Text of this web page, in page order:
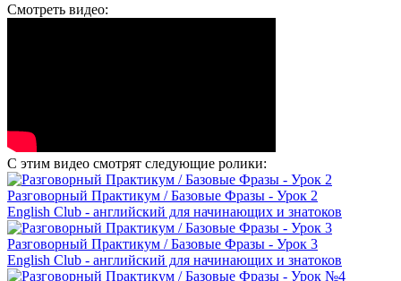
Смотреть видео:
С этим видео смотрят следующие ролики:
Разговорный Практикум / Базовые Фразы - Урок 2
English Club - английский для начинающих и знатоков
Разговорный Практикум / Базовые Фразы - Урок 3
English Club - английский для начинающих и знатоков